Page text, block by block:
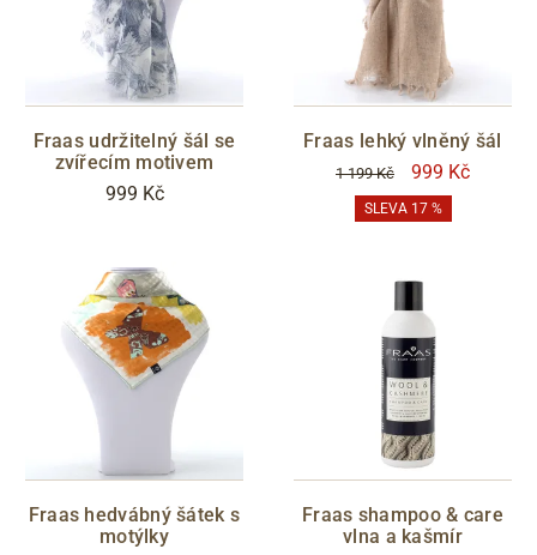
Filtrovat
Fraas udržitelný šál se
zvířecím motivem
999 Kč
Fraas lehký vlněný šál
1 199 Kč 999 Kč
SLEVA 17 %
Fraas hedvábný šátek s
motýlky
Fraas shampoo & care
vlna a kašmír